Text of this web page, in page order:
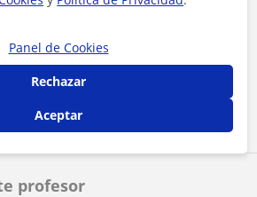
profesor
nuestro aviso legal
Contactar ahora
Panel de Cookies
Rechazar
Aceptar